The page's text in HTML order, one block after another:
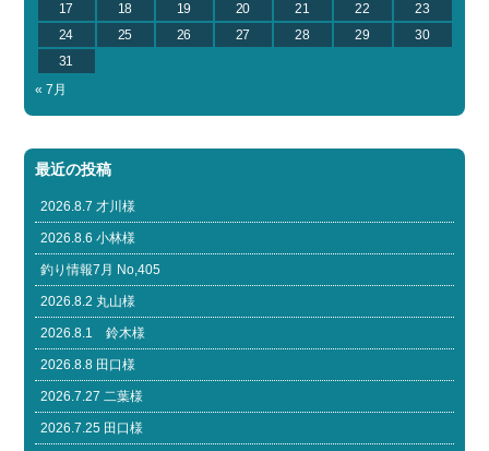
17
18 19 20 21 22
23
24
25 26 27 28 29
30
31
« 7月
最近の投稿
2026.8.7 才川様
2026.8.6 小林様
釣り情報7月 No,405
2026.8.2 丸山様
2026.8.1 鈴木様
2026.8.8 田口様
2026.7.27 二葉様
2026.7.25 田口様